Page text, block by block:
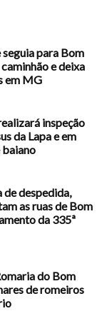
para Bom
e deixa
em MG
inspeção
da Lapa e em
baiano
de despedida,
as ruas de Bom
da 335ª
do Bom
de romeiros